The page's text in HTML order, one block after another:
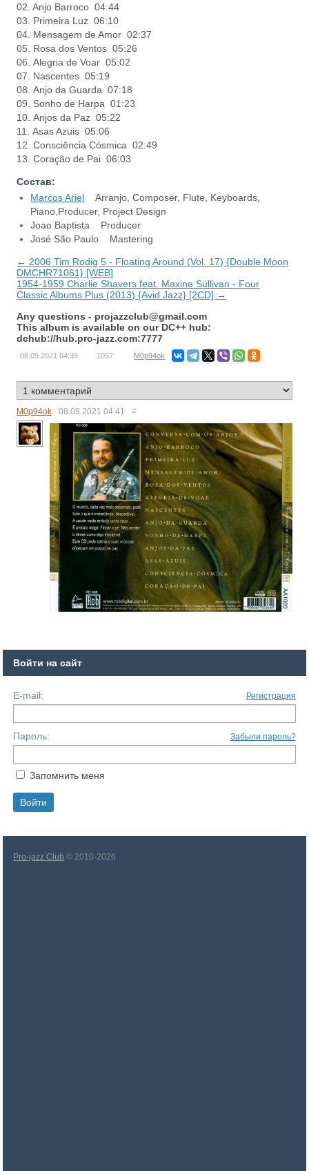
02. Anjo Barroco 04:44
03. Primeira Luz 06:10
04. Mensagem de Amor 02:37
05. Rosa dos Ventos 05:26
06. Alegria de Voar 05:02
07. Nascentes 05:19
08. Anjo da Guarda 07:18
09. Sonho de Harpa 01:23
10. Anjos da Paz 05:22
11. Asas Azuis 05:06
12. Consciência Cósmica 02:49
13. Coração de Pai 06:03
Состав:
Marcos Ariel Arranjo, Composer, Flute, Keyboards,
Piano,Producer, Project Design
Joao Baptista Producer
José São Paulo Mastering
← 2006 Tim Rodig 5 - Floating Around (Vol. 17) {Double Moon
DMCHR71061} [WEB]
1954-1959 Charlie Shavers feat. Maxine Sullivan - Four
Classic Albums Plus (2013) {Avid Jazz} [2CD] →
Any questions - projazzclub@gmail.com
This album is available on our DC++ hub:
dchub://hub.pro-jazz.com:7777
08.09.2021 04:39 1057 M0p94ok
M0p94ok 08.09.2021 04:41 #
Войти на сайт
E-mail: Регистрация
Пароль: Забыли пароль?
Запомнить меня
Pro-jazz Club © 2010-2026